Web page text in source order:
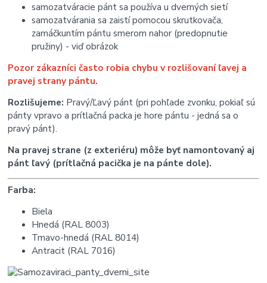
samozatváracie pánt sa používa u dverných sietí
samozatvárania sa zaistí pomocou skrutkovača,
zamáčkuntím pántu smerom nahor (predopnutie
pružiny) - viď obrázok
Pozor zákazníci často robia chybu v rozlišovaní ľavej a
pravej strany pántu.
Rozlišujeme: Pravý/Ľavý pánt (pri pohľade zvonku, pokiaľ sú
pánty vpravo a prítlačná packa je hore pántu - jedná sa o
pravý pánt).
Na pravej strane (z exteriéru) môže byť namontovaný aj
pánt ľavý (prítlačná pacička je na pánte dole).
Farba:
Biela
Hnedá (RAL 8003)
Tmavo-hnedá (RAL 8014)
Antracit (RAL 7016)